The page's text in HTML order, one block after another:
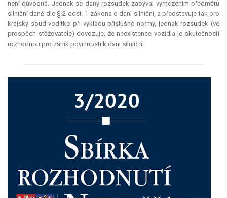
není důvodná. Jednak se daný rozsudek zabýval vymezením předmětu
silniční daně dle § 2 odst. 1 zákona o dani silniční, a představuje tak pro
krajský soud vodítko při výkladu příslušné normy, jednak rozsudek (ve
prospěch stěžovatele) dovozuje, že neexistence vozidla je skutečností
rozhodnou pro zánik povinnosti k dani silniční.